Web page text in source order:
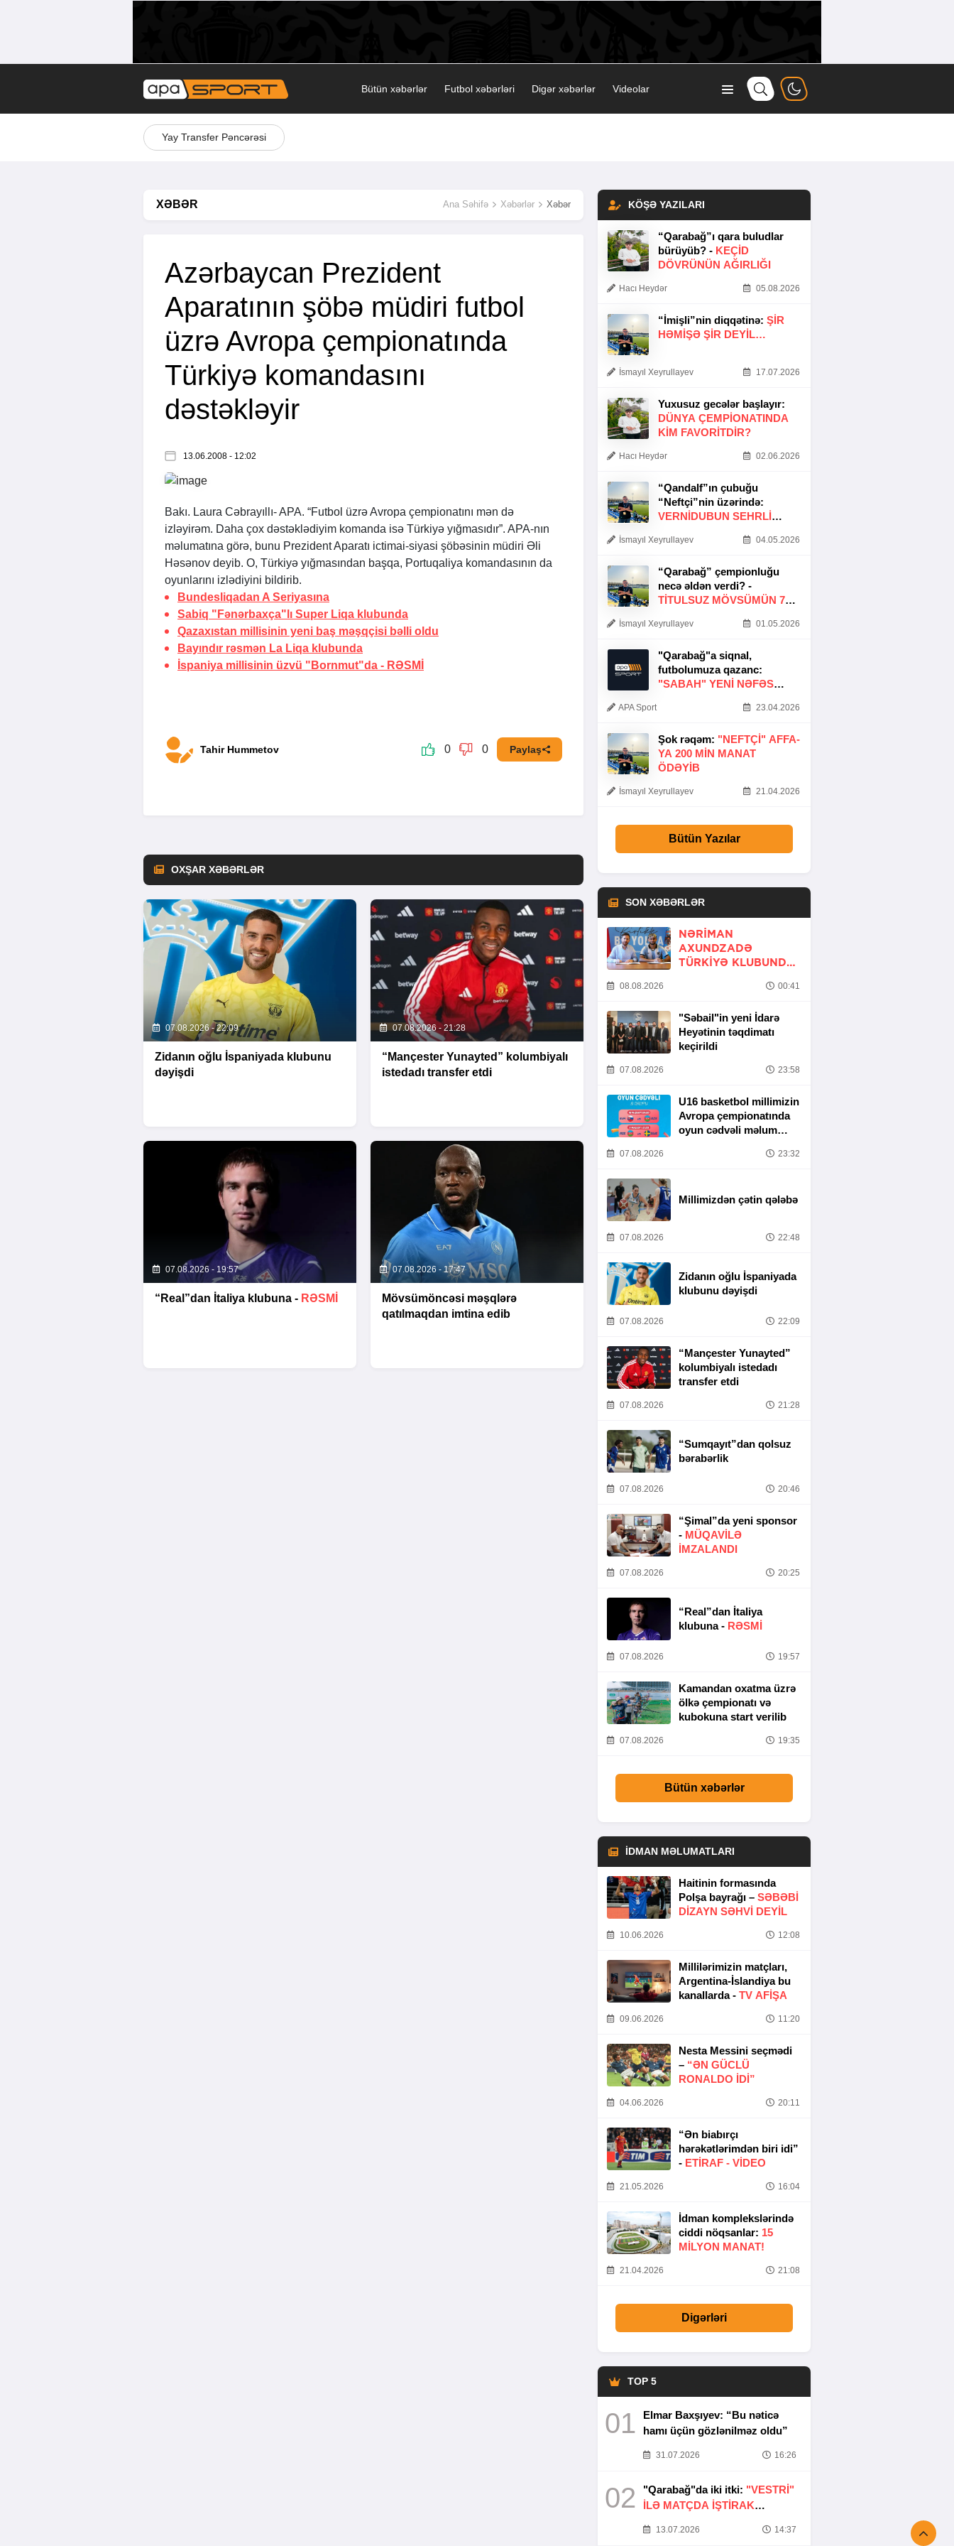
Bütün xəbərlər Futbol xəbərləri Digər xəbərlər Videolar
Yay Transfer Pəncərəsi
XƏBƏR Ana Səhifə Xəbərlər Xəbər
Azərbaycan Prezident
Aparatının şöbə müdiri futbol
üzrə Avropa çempionatında
Türkiyə komandasını
dəstəkləyir
13.06.2008 - 12:02
Bakı. Laura Cəbrayıllı-APA. “Futbol üzrə Avropa çempionatını mən də
izləyirəm. Daha çox dəstəklədiyim komanda isə Türkiyə yığmasıdır”. APA-nın
məlumatına görə, bunu Prezident Aparatı ictimai-siyasi şöbəsinin müdiri Əli
Həsənov deyib. O, Türkiyə yığmasından başqa, Portuqaliya komandasının da
oyunlarını izlədiyini bildirib.
Bundesliqadan A Seriyasına
Sabiq "Fənərbaxça"lı Super Liqa klubunda
Qazaxıstan millisinin yeni baş məşqçisi bəlli oldu
Bayındır rəsmən La Liqa klubunda
İspaniya millisinin üzvü "Bornmut"da - RƏSMİ
Tahir Hummetov 0 0 Paylaş
OXŞAR XƏBƏRLƏR
07.08.2026 - 22:09
Zidanın oğlu İspaniyada klubunu
dəyişdi
07.08.2026 - 21:28
“Mançester Yunayted” kolumbiyalı
istedadı transfer etdi
07.08.2026 - 19:57
“Real”dan İtaliya klubuna - RƏSMİ
07.08.2026 - 17:47
Mövsümöncəsi məşqlərə
qatılmaqdan imtina edib
KÖŞƏ YAZILARI
“Qarabağ”ı qara buludlar
bürüyüb? - KEÇID
DÖVRÜNÜN AĞIRLIĞI
Hacı Heydər 05.08.2026
“İmişli”nin diqqətinə: ŞIR
HƏMIŞƏ ŞIR DEYIL…
İsmayıl Xeyrullayev 17.07.2026
Yuxusuz gecələr başlayır:
DÜNYA ÇEMPIONATINDA
KIM FAVORITDIR?
Hacı Heydər 02.06.2026
“Qandalf”ın çubuğu
“Neftçi”nin üzərində:
VERNİDUBUN SEHRLİ
İsmayıl Xeyrullayev 04.05.2026
“Qarabağ” çempionluğu
necə əldən verdi? -
TITULSUZ MÖVSÜMÜN 7
İsmayıl Xeyrullayev 01.05.2026
"Qarabağ"a siqnal,
futbolumuza qazanc:
"SABAH" YENI NƏFƏS
APA Sport 23.04.2026
Şok rəqəm: "NEFTÇI" AFFA-
YA 200 MIN MANAT
ÖDƏYIB
İsmayıl Xeyrullayev 21.04.2026
Bütün Yazılar
SON XƏBƏRLƏR
NƏRIMAN
AXUNDZADƏ
TÜRKIYƏ KLUBUNDA
08.08.2026 00:41
"Səbail"in yeni İdarə
Heyətinin təqdimatı
keçirildi
07.08.2026 23:58
U16 basketbol millimizin
Avropa çempionatında
oyun cədvəli məlum
07.08.2026 23:32
Millimizdən çətin qələbə
07.08.2026 22:48
Zidanın oğlu İspaniyada
klubunu dəyişdi
07.08.2026 22:09
“Mançester Yunayted”
kolumbiyalı istedadı
transfer etdi
07.08.2026 21:28
“Sumqayıt”dan qolsuz
bərabərlik
07.08.2026 20:46
“Şimal”da yeni sponsor
- MÜQAVİLƏ
İMZALANDI
07.08.2026 20:25
“Real”dan İtaliya
klubuna - RƏSMİ
07.08.2026 19:57
Kamandan oxatma üzrə
ölkə çempionatı və
kubokuna start verilib
07.08.2026 19:35
Bütün xəbərlər
İDMAN MƏLUMATLARI
Haitinin formasında
Polşa bayrağı – SƏBƏBI
DIZAYN SƏHVI DEYIL
10.06.2026 12:08
Millilərimizin matçları,
Argentina-İslandiya bu
kanallarda - TV AFİŞA
09.06.2026 11:20
Nesta Messini seçmədi
– “ƏN GÜCLÜ
RONALDO IDI”
04.06.2026 20:11
“Ən biabırçı
hərəkətlərimdən biri idi”
- ETIRAF - VİDEO
21.05.2026 16:04
İdman komplekslərində
ciddi nöqsanlar: 15
MILYON MANAT!
21.04.2026 21:08
Digərləri
TOP 5
01
Elmar Baxşıyev: “Bu nəticə
hamı üçün gözlənilməz oldu”
31.07.2026 16:26
02 "Qarabağ"da iki itki: "VESTRİ"
İLƏ MATÇDA İŞTİRAK
13.07.2026 14:37